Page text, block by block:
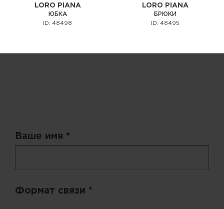
LORO PIANA
ЮБКА
ID: 48498
LORO PIANA
БРЮКИ
ID: 48495
Ваше имя *
Формат связи *